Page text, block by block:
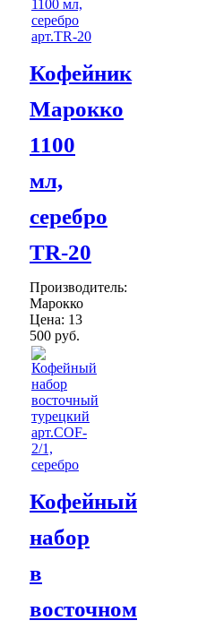
Кофейник
Марокко
1100
мл,
серебро
TR-20
Производитель:
Марокко
Цена: 13
500 руб.
Кофейный
набор
в
восточном